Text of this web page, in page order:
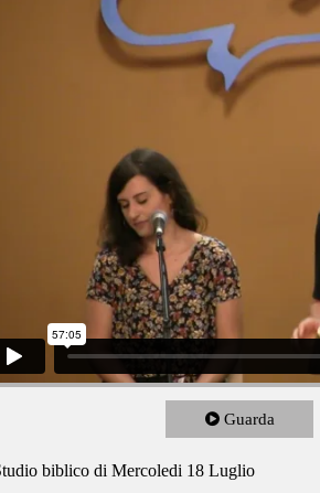
Rogers - Colossesi 3.12-17from
Guarda
biblico di Mercoledi 18 Luglio